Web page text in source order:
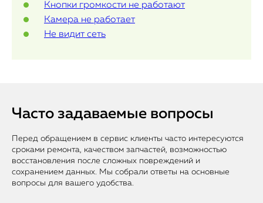
Кнопки громкости не работают
Камера не работает
Не видит сеть
Часто задаваемые вопросы
Перед обращением в сервис клиенты часто интересуются
сроками ремонта, качеством запчастей, возможностью
восстановления после сложных повреждений и
сохранением данных. Мы собрали ответы на основные
вопросы для вашего удобства.